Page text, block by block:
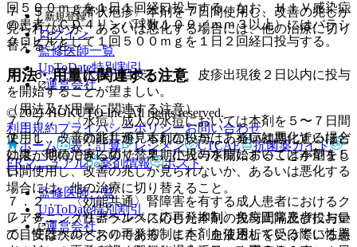
７．５． 〈帯状疱疹〉本剤を７日間使用し、改善の兆しが
見られないか、あるいは悪化する場合には、他の治療に切り
替えること。
７．６． 〈水痘〉目安として、皮疹出現後２日以内に投与
を開始することが望ましい。
７．７． 〈水痘〉成人の水痘においては本剤を５〜７日間
使用し、改善の兆しが見られないか、あるいは悪化する場合
には、他の治療に切り替え、小児の水痘においては本剤を５
日間使用し、改善の兆しが見られないか、あるいは悪化する
場合には、他の治療に切り替えること。
７．８． 〈性器ヘルペスの再発抑制〉免疫正常患者におい
て、性器ヘルペスの再発抑制に本剤を使用している際に性器
回５００ｍｇを１日１回経口投与する。なお、ＨＩＶ感染症
の患者（ＣＤ４リンパ球数１００／ｍｍ３以上）にはバラシ
クロビルとして１回５００ｍｇを１日２回経口投与する。
用法・用量に関連する注意
（用法及び用量に関連する注意）
７．１． 〈効能共通〉本剤の投与は、発病初期に近いほど
効果が期待できるので、早期に投与を開始することが望まし
い。
７．２． 〈効能共通〉腎障害を有する成人患者におけるク
レアチニンクリアランスに応じた本剤の投与間隔及び投与量
の目安は次のとおりである、また、血液透析を受けている患
新規登録
ログイン
監修医師一覧
UpToDate特別割引
運営会社
© 2021 HOKUTO Inc. All rights reserved.
利用規約プライバシーポリシーお問い合わせ
ホーム
表・計算 レジメン CTCAE
抗菌薬ガイド
ERマニュアル
薬剤情報 ポスト
監修医師一覧
UpToDate特別割引
運営会社